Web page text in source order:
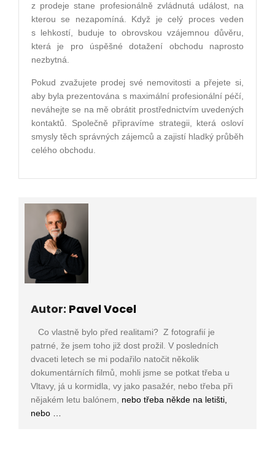
z prodeje stane profesionálně zvládnutá událost, na
kterou se nezapomíná. Když je celý proces veden
s lehkostí, buduje to obrovskou vzájemnou důvěru,
která je pro úspěšné dotažení obchodu naprosto
nezbytná.
Pokud zvažujete prodej své nemovitosti a přejete si,
aby byla prezentována s maximální profesionální péčí,
neváhejte se na mě obrátit prostřednictvím uvedených
kontaktů. Společně připravíme strategii, která osloví
smysly těch správných zájemců a zajistí hladký průběh
celého obchodu.
Autor: Pavel Vocel
Co vlastně bylo před realitami? Z fotografií je
patrné, že jsem toho již dost prožil. V posledních
dvaceti letech se mi podařilo natočit několik
dokumentárních filmů, mohli jsme se potkat třeba u
Vltavy, já u kormidla, vy jako pasažér, nebo třeba při
nějakém letu balónem, nebo třeba někde na letišti,
nebo …